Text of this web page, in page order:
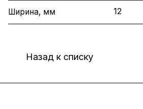
Ширина, мм 12
Назад к списку